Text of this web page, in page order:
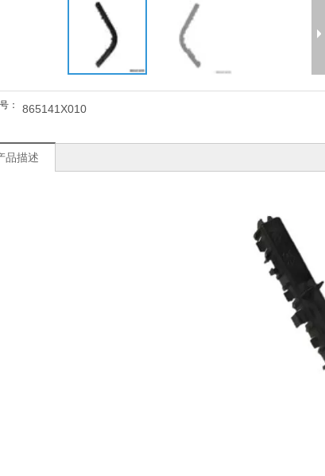
： 865141X010
品描述